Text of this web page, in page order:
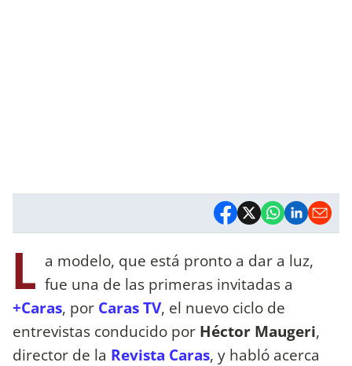
L a modelo, que está pronto a dar a luz,
fue una de las primeras invitadas a
+Caras, por Caras TV, el nuevo ciclo de
entrevistas conducido por Héctor Maugeri,
director de la Revista Caras, y habló acerca